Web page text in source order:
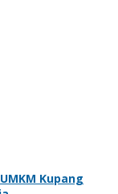
Kupang